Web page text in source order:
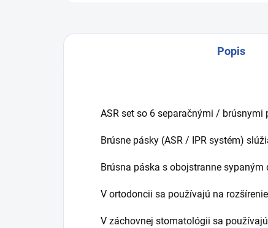
Popis
ASR set so 6 separačnými / brúsnymi
Brúsne pásky (ASR / IPR systém)
Brúsna páska s obojstranne
V ortodoncii sa používajú na
V záchovnej stomatológii sa